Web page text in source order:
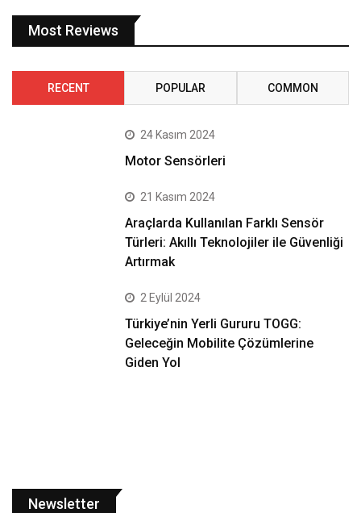
Most Reviews
RECENT POPULAR COMMON
24 Kasım 2024
Motor Sensörleri
21 Kasım 2024
Araçlarda Kullanılan Farklı Sensör
Türleri: Akıllı Teknolojiler ile Güvenliği
Artırmak
2 Eylül 2024
Türkiye’nin Yerli Gururu TOGG:
Geleceğin Mobilite Çözümlerine
Giden Yol
Newsletter